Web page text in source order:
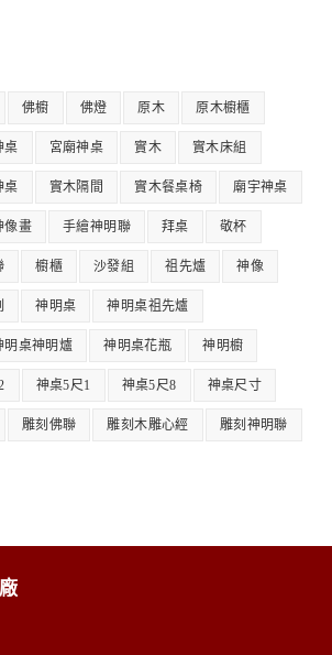
佛櫥 佛燈 原木 原木櫥櫃
桌 宮廟神桌 實木 實木床組
桌 實木隔間 實木餐桌椅 廟宇神桌
像畫 手繪神明聯 拜桌 敬杯
櫥櫃 沙發組 祖先爐 神像
神明桌 神明桌祖先爐
明桌神明爐 神明桌花瓶 神明櫥
神桌5尺1 神桌5尺8 神桌尺寸
雕刻佛聯 雕刻木雕心經 雕刻神明聯